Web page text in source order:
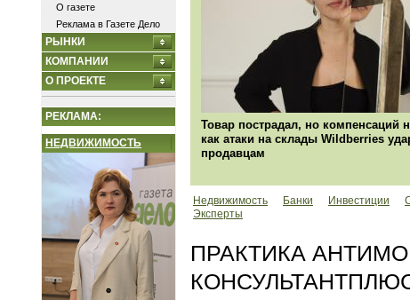
О газете
Реклама в Газете Дело
РЫНКИ
КОМПАНИИ
О ПРОЕКТЕ
РЕКЛАМА:
НЕДВИЖИМОСТЬ
Товар пострадал, но компенсаций
как атаки на склады Wildberries
продавцам
Недвижимость Банки Инвестиции
Эксперты
ПРАКТИКА